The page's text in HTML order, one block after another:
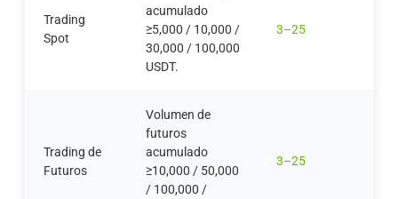
Trading
Spot
acumulado
≥5,000 / 10,000 /
30,000 / 100,000
USDT.
3–25
Trading de
Futuros
Volumen de
futuros
acumulado
≥10,000 / 50,000
/ 100,000 /
3–25